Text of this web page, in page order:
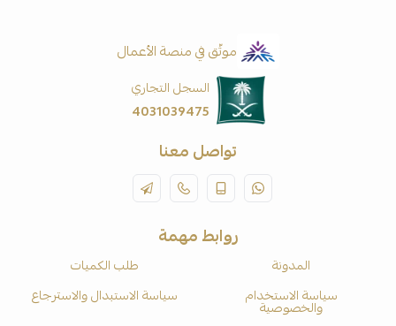
موثّق في منصة الأعمال
السجل التجاري
4031039475
تواصل معنا
روابط مهمة
المدونة
طلب الكميات
سياسة الاستخدام
والخصوصية
سياسة الاستبدال والاسترجاع